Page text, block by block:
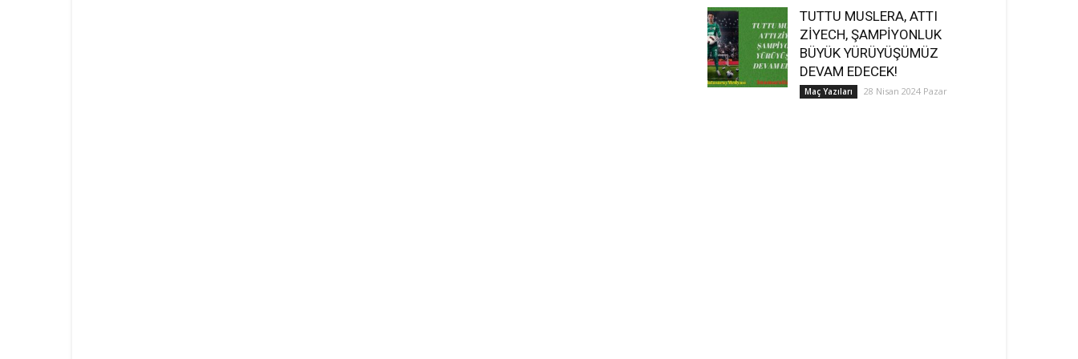
TUTTU MUSLERA, ATTI
ZİYECH, ŞAMPİYONLUK
BÜYÜK YÜRÜYÜŞÜMÜZ
DEVAM EDECEK!
Maç Yazıları 28 Nisan 2024 Pazar